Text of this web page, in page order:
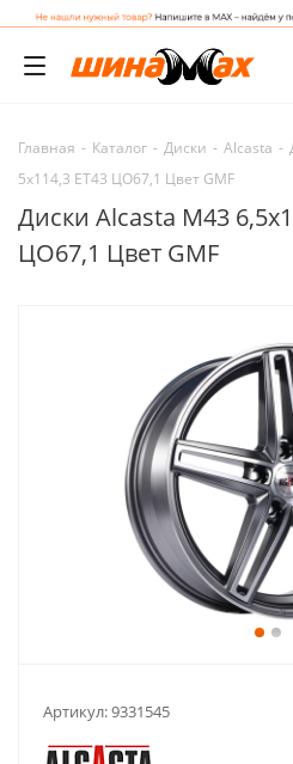
Главная - Каталог - Диски - Alcasta -
5x114,3 ET43 ЦО67,1 Цвет GMF
Диски Alcasta M43
ЦО67,1 Цвет GMF
Артикул:9331545